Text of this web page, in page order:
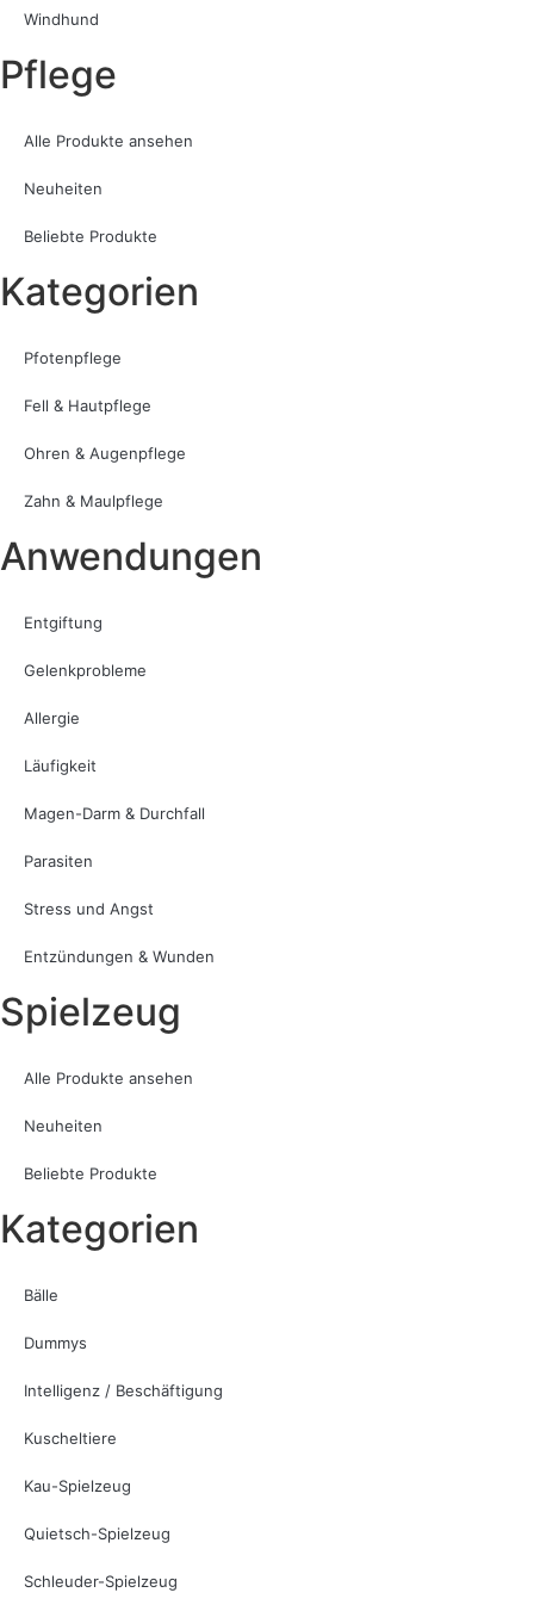
Windhund
Pflege
Alle Produkte ansehen
Neuheiten
Beliebte Produkte
Kategorien
Pfotenpflege
Fell & Hautpflege
Ohren & Augenpflege
Zahn & Maulpflege
Anwendungen
Entgiftung
Gelenkprobleme
Allergie
Läufigkeit
Magen-Darm & Durchfall
Parasiten
Stress und Angst
Entzündungen & Wunden
Spielzeug
Alle Produkte ansehen
Neuheiten
Beliebte Produkte
Kategorien
Bälle
Dummys
Intelligenz / Beschäftigung
Kuscheltiere
Kau-Spielzeug
Quietsch-Spielzeug
Schleuder-Spielzeug